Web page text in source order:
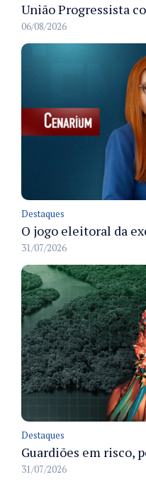
06/08/2026
Destaques
O jogo eleitoral da
31/07/2026
Destaques
Guardiões em risco,
31/07/2026